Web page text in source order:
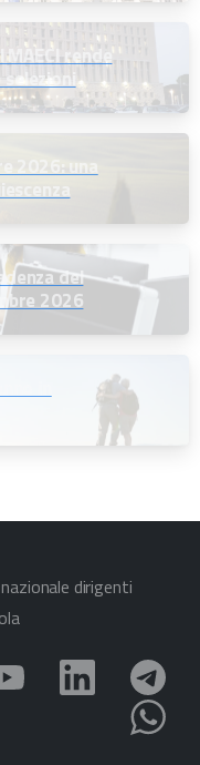
rende
del
2026
dirigenti